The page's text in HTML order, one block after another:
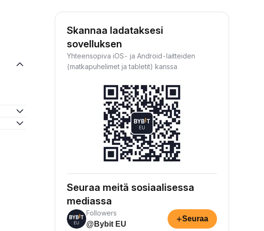
Skannaa ladataksesi
sovelluksen
Yhteensopiva iOS- ja Android-laitteiden
(matkapuhelimet ja tabletit) kanssa
Seuraa meitä sosiaalisessa
mediassa
Followers
@Bybit EU
+Seuraa